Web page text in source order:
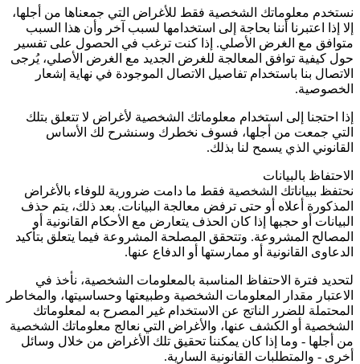
نستخدم معلوماتك الشخصية فقط للأغراض التي جمعناها من أجلها،
إلا إذا اعتبرنا أننا بحاجة إلى استخدامها لسبب آخر وأن هذا السبب
متوافق مع الغرض الأصلي. إذا كنت ترغب في الحصول على تفسير
حول كيفية توافق المعالجة للغرض الجديد مع الغرض الأصلي، يُرجى
الاتصال بنا باستخدام تفاصيل الاتصال الموجودة في نهاية إشعار
الخصوصية.
إذا احتجنا إلى استخدام معلوماتك الشخصية لأغراض لا تتعلق بتلك
التي جمعت من أجلها، فسوف نخطرك وسنشرح لك الأساس
القانوني الذي يسمح لنا بذلك.
الاحتفاظ بالبيانات
نحتفظ ببياناتك الشخصية فقط ما دامت ضرورية للوفاء بالأغراض
المذكورة أعلاه أو حتى ترفض معالجة البيانات. بعد ذلك، يتم حذف
البيانات أو حجبها إذا كان الحذف يتعارض مع الأحكام القانونية أو
المصالح المشروعة. وتتحقق المصلحة المشروعة فيما يتعلق بتأكيد
الدعاوى القانونية أو ممارستها أو الدفاع عنها.
لتحديد فترة الاحتفاظ المناسبة بالمعلومات الشخصية، نأخذ في
الاعتبار مقدار المعلومات الشخصية وطبيعتها وحساسيتها، والمخاطر
المحتملة للضرر الناتج عن الاستخدام غير المصرح به لمعلوماتك
الشخصية أو الكشف عنها، والأغراض التي نعالج معلوماتك الشخصية
من أجلها - وما إذا كان يمكننا تحقيق تلك الأغراض من خلال وسائل
أخرى - والمتطلبات القانونية السارية.